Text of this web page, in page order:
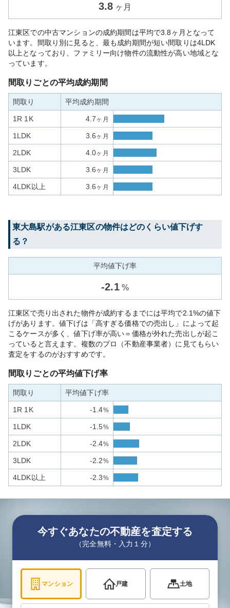
3.8 ヶ月
江東区での中古マンションの成約期間は平均で3.8ヶ月となって
います。間取り別に見ると、最も成約期間が短い間取りは4LDK
以上となっており、ファミリー向け物件の流動性が高い地域とな
っています。
間取りごとの平均成約期間
間取り 平均成約期間
1R 1K 4.7ヶ月
1LDK 3.6ヶ月
2LDK 4.0ヶ月
3LDK 3.6ヶ月
4LDK以上 3.6ヶ月
東大島駅がある江東区の物件はどのくらい値下げす
る？
平均値下げ率
-2.1 %
江東区で売り出された物件が成約するまでには平均で2.1%の値下
げがあります。値下げは「高すぎる価格での売出し」によって起
こるケースが多く、値下げ率が高い＝価格が外れた売出しが起こ
っていると言えます。複数のプロ（不動産事業者）に見てもらい
査定をするのがおすすめです。
間取りごとの平均値下げ率
間取り 平均値下げ率
1R 1K -1.4%
1LDK -1.5%
2LDK -2.4%
3LDK -2.2%
4LDK以上 -2.3%
今すぐあなたの不動産を査定する
（完全無料・入力１分）
マンション 戸建 土地